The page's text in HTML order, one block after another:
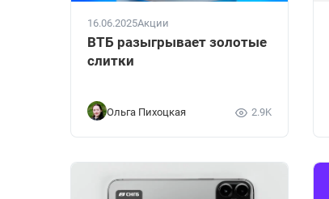
16.06.2025Акции
ВТБ разыгрывает золотые
слитки
Ольга Пихоцкая 2.9K